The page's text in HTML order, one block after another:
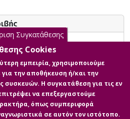
Τουρισμός - Η
Προγράμματος
στην Τουριστική
Ελλάδας και της
Συγκατάθεσης
Cookies
εμπειρία, χρησιμοποιούμε
την αποθήκευση ή/και την
Η συγκατάθεση για τις εν
να επεξεργαστούμε
όπως συμπεριφορά
σε αυτόν τον ιστότοπο.